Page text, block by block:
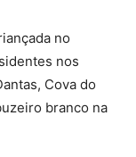
no
nos
Cova do
branco na